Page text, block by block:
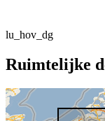
lu_hov_dg
Ruimtelijke